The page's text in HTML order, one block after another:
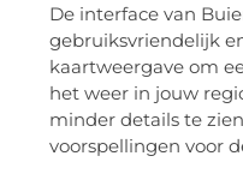
De interface van
gebruiksvriendelijk
kaartweergave om
het weer in jouw
minder details te
voorspellingen voor